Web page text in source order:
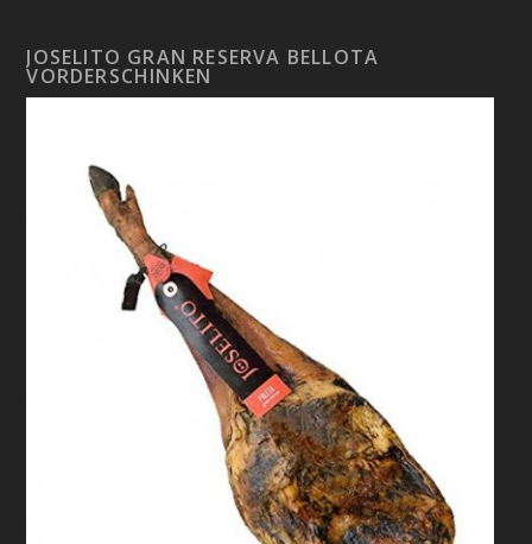
JOSELITO GRAN RESERVA BELLOTA
VORDERSCHINKEN